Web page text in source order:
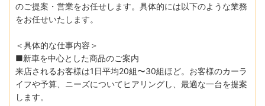
のご提案・営業をお任せします。具体的には以下のような業務
をお任せいたします。
＜具体的な仕事内容＞
■新車を中心とした商品のご案内
来店されるお客様は1日平均20組〜30組ほど。お客様のカーラ
イフや予算、ニーズについてヒアリングし、最適な一台を提案
します。